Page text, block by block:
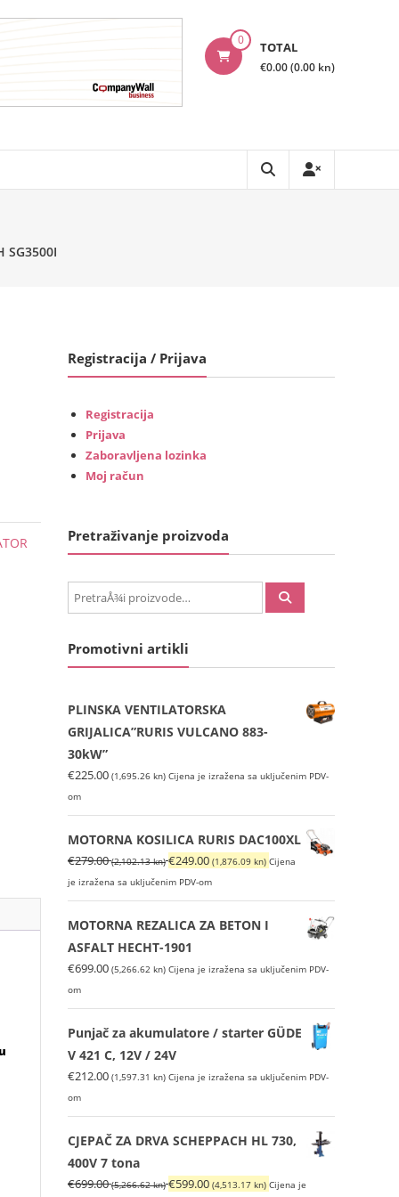
0 TOTAL
€0.00 (0.00 kn)
SG3500I
Registracija / Prijava
Registracija
Prijava
Zaboravljena lozinka
Moj račun
Pretraživanje proizvoda
PretraÅ¾i:
Promotivni artikli
PLINSKA VENTILATORSKA
GRIJALICA”RURIS VULCANO 883-
30kW”
€225.00 (1,695.26 kn) Cijena je izražena sa uključenim PDV-
om
MOTORNA KOSILICA RURIS DAC100XL
€279.00 (2,102.13 kn)Izvorna
cijena
bila
je:
€279.00
€249.00 (1,876.09 kn) Trenutna
je:
(1,876.09
kn).
Cijena
je izražena sa uključenim PDV-om
MOTORNA REZALICA ZA BETON I
ASFALT HECHT-1901
€699.00 (5,266.62 kn) Cijena je izražena sa uključenim PDV-
om
Punjač za akumulatore / starter GÜDE
V 421 C, 12V / 24V
€212.00 (1,597.31 kn) Cijena je izražena sa uključenim PDV-
om
CJEPAČ ZA DRVA SCHEPPACH HL 730,
400V 7 tona
€699.00 (5,266.62 kn)Izvorna
€599.00 (4,513.17 kn) Trenutna
Cijena je